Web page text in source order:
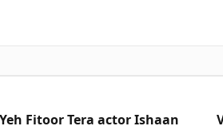
Yeh Fitoor Tera actor Ishaan